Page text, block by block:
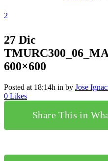
27 Dic
600×600
Posted at 18:14h in by Jose
0 Likes
Share This in